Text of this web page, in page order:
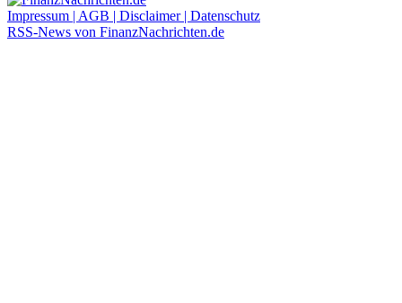
Impressum | AGB | Disclaimer | Datenschutz
RSS-News von FinanzNachrichten.de